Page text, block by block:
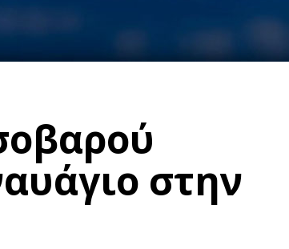
στην